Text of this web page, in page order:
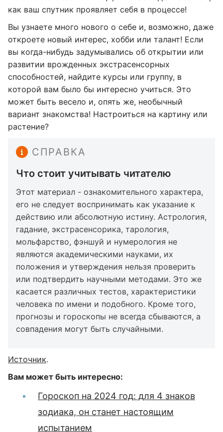
как ваш спутник проявляет себя в процессе!
Вы узнаете много нового о себе и, возможно, даже
откроете новый интерес, хобби или талант! Если
вы когда-нибудь задумывались об открытии или
развитии врожденных экстрасенсорных
способностей, найдите курсы или группу, в
которой вам было бы интересно учиться. Это
может быть весело и, опять же, необычный
вариант знакомства! Настроиться на картину или
растение?
СПРАВКА
Что стоит учитывать читателю
Этот материал - ознакомительного характера,
его не следует воспринимать как указание к
действию или абсолютную истину. Астрология,
гадание, экстрасенсорика, тарология,
мольфарство, фэншуй и нумерология не
являются академическими науками, их
положения и утверждения нельзя проверить
или подтвердить научными методами. Это же
касается различных тестов, характеристики
человека по имени и подобного. Кроме того,
прогнозы и гороскопы не всегда сбываются, а
совпадения могут быть случайными.
Источник.
Вам может быть интересно:
Гороскоп на 2024 год: для 4 знаков
зодиака, он станет настоящим
испытанием